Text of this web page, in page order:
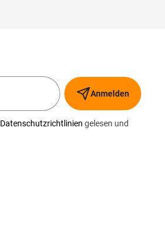
Anmelden
Datenschutzrichtlinien gelesen und